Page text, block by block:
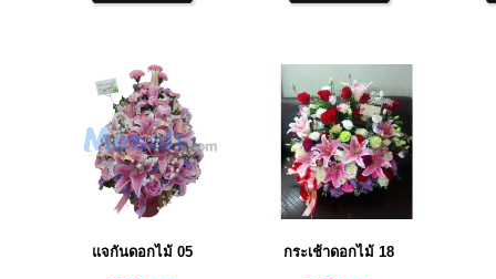
แจกันดอกไม้ 05 กระเช้าดอกไม้ 18